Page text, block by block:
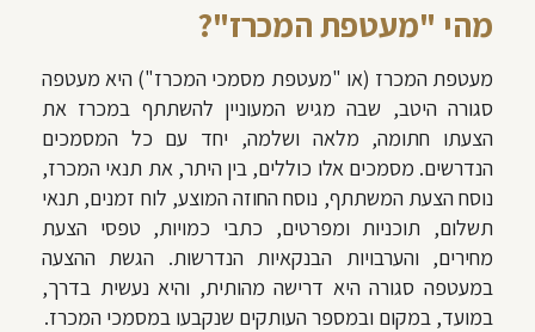
מהי "מעטפת המכרז"?
מעטפת המכרז (או "מעטפת מסמכי המכרז") היא מעטפה
סגורה היטב, שבה מגיש המעוניין להשתתף במכרז את
הצעתו חתומה, מלאה ושלמה, יחד עם כל המסמכים
הנדרשים. מסמכים אלו כוללים, בין היתר, את תנאי המכרז,
נוסח הצעת המשתתף, נוסח החוזה המוצע, לוח זמנים, תנאי
תשלום, תוכניות ומפרטים, כתבי כמויות, טפסי הצעת
מחירים, והערבויות הבנקאיות הנדרשות. הגשת ההצעה
במעטפה סגורה היא דרישה מהותית, והיא נעשית בדרך,
במועד, במקום ובמספר העותקים שנקבעו במסמכי המכרז.